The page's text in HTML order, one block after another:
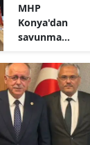
açıklandı
MHP
Konya'dan
savunma
yeni hamle: İlk
toplantı
yapıldı!